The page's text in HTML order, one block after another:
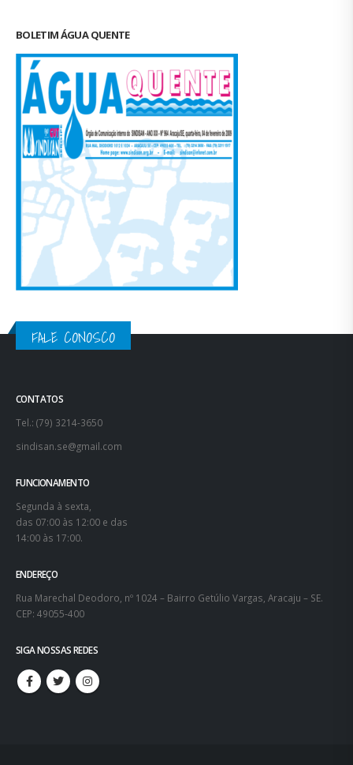
BOLETIM ÁGUA QUENTE
FALE CONOSCO
CONTATOS
Tel.: (79) 3214-3650
sindisan.se@gmail.com
FUNCIONAMENTO
Segunda à sexta,
das 07:00 às 12:00 e das
14:00 às 17:00.
ENDEREÇO
Rua Marechal Deodoro, nº 1024 – Bairro Getúlio Vargas, Aracaju – SE.
CEP: 49055-400
SIGA NOSSAS REDES